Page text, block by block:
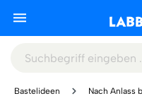
Bastelideen Nach Anlass